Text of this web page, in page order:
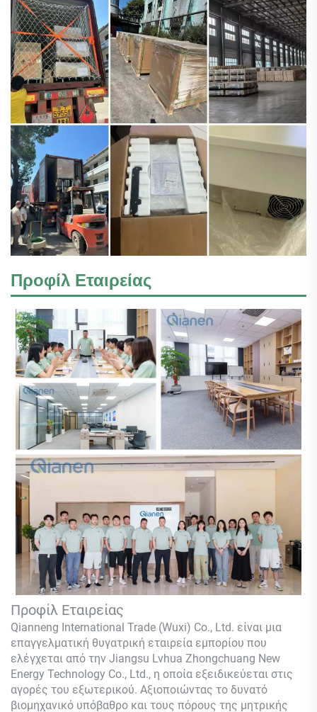
Προφίλ Εταιρείας
Προφίλ Εταιρείας
Qianneng International Trade (Wuxi) Co., Ltd. είναι μια
επαγγελματική θυγατρική εταιρεία εμπορίου που
ελέγχεται από την Jiangsu Lvhua Zhongchuang New
Energy Technology Co., Ltd., η οποία εξειδικεύεται στις
αγορές του εξωτερικού. Αξιοποιώντας το δυνατό
βιομηχανικό υπόβαθρο και τους πόρους της μητρικής